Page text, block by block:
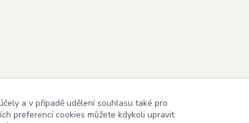
a v případě udělení souhlasu také pro
preferencí cookies můžete kdykoli upravit